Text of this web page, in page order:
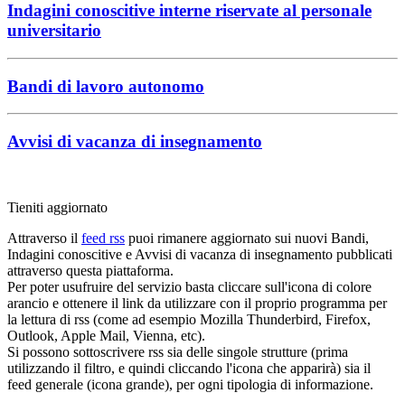
Indagini conoscitive interne riservate al personale
universitario
Bandi di lavoro autonomo
Avvisi di vacanza di insegnamento
Tieniti aggiornato
Attraverso il feed rss puoi rimanere aggiornato sui nuovi Bandi,
Indagini conoscitive e Avvisi di vacanza di insegnamento pubblicati
attraverso questa piattaforma.
Per poter usufruire del servizio basta cliccare sull'icona di colore
arancio e ottenere il link da utilizzare con il proprio programma per
la lettura di rss (come ad esempio Mozilla Thunderbird, Firefox,
Outlook, Apple Mail, Vienna, etc).
Si possono sottoscrivere rss sia delle singole strutture (prima
utilizzando il filtro, e quindi cliccando l'icona che apparirà) sia il
feed generale (icona grande), per ogni tipologia di informazione.